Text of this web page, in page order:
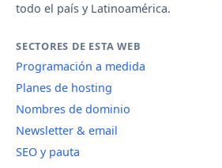
todo el país y Latinoamérica.
SECTORES DE ESTA WEB
Programación a medida
Planes de hosting
Nombres de dominio
Newsletter & email
SEO y pauta